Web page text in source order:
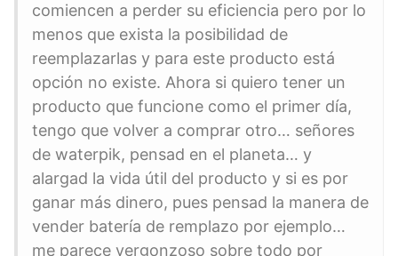
comiencen a perder su eficiencia pero por lo
menos que exista la posibilidad de
reemplazarlas y para este producto está
opción no existe. Ahora si quiero tener un
producto que funcione como el primer día,
tengo que volver a comprar otro… señores
de waterpik, pensad en el planeta… y
alargad la vida útil del producto y si es por
ganar más dinero, pues pensad la manera de
vender batería de remplazo por ejemplo…
me parece vergonzoso sobre todo por